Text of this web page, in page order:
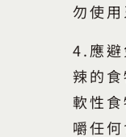
勿使用
4.應避
辣的
軟性
嚼任